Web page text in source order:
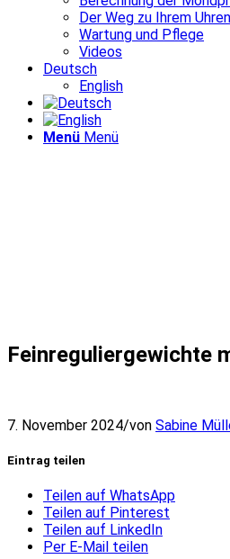
Der Weg zu Ihrem
Wartung und Pflege
Videos
Deutsch
English
Menü Menü
Feinreguliergewichte
7. November 2024/von Sabine
Eintrag teilen
Teilen auf WhatsApp
Teilen auf Pinterest
Teilen auf LinkedIn
Per E-Mail teilen